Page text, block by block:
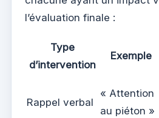
l’évaluation finale :
Type
d’intervention
Exemple
Rappel verbal
« Attention
au piéton »